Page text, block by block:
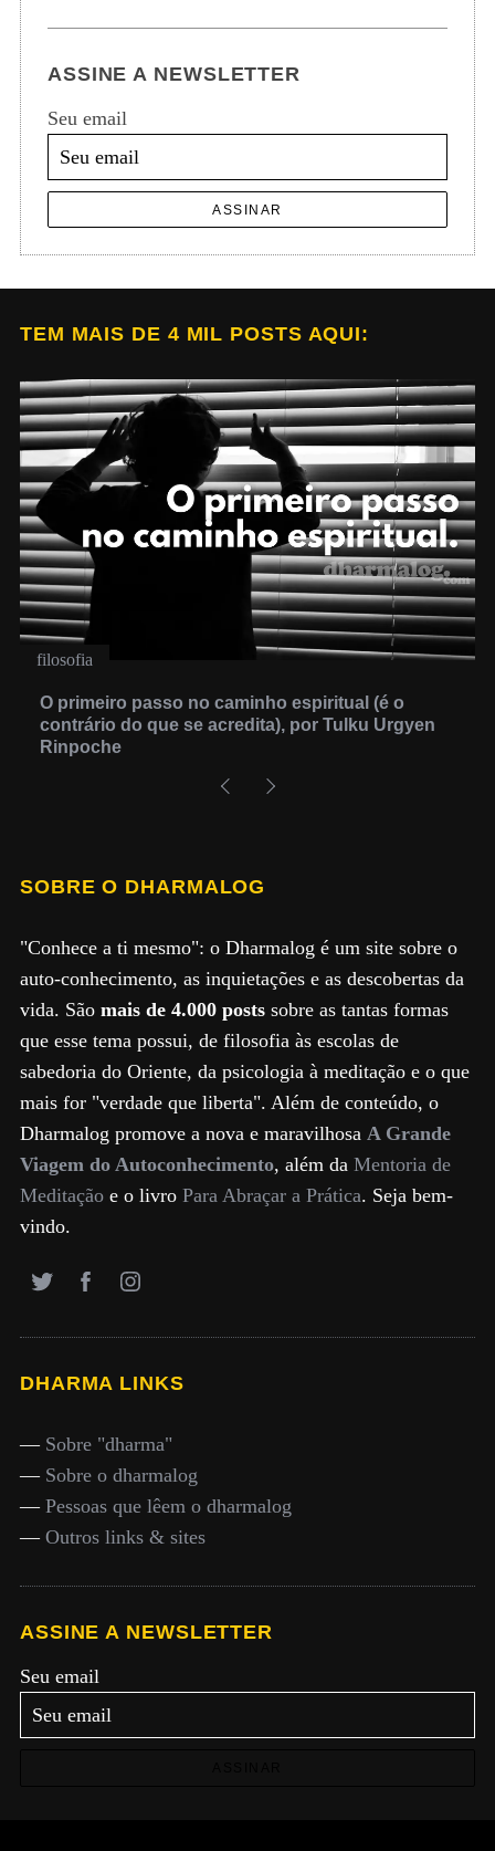
ASSINE A NEWSLETTER
Seu email
ASSINAR
TEM MAIS DE 4 MIL POSTS AQUI:
filosofia
O primeiro passo no caminho espiritual (é o
contrário do que se acredita), por Tulku Urgyen
Rinpoche
SOBRE O DHARMALOG
"Conhece a ti mesmo": o Dharmalog é um site sobre o
auto-conhecimento, as inquietações e as descobertas da
vida. São mais de 4.000 postssobre as tantas formas
que esse tema possui, de filosofia às escolas de
sabedoria do Oriente, da psicologia à meditação e o que
mais for "verdade que liberta". Além de conteúdo, o
Dharmalog promove a nova e maravilhosa A Grande
Viagem do Autoconhecimento, além da Mentoria de
Meditaçãoe o livro Para Abraçar a Prática. Seja bem-
vindo.
DHARMA LINKS
— Sobre "dharma"
— Sobre o dharmalog
— Pessoas que lêem o dharmalog
— Outros links & sites
ASSINE A NEWSLETTER
Seu email